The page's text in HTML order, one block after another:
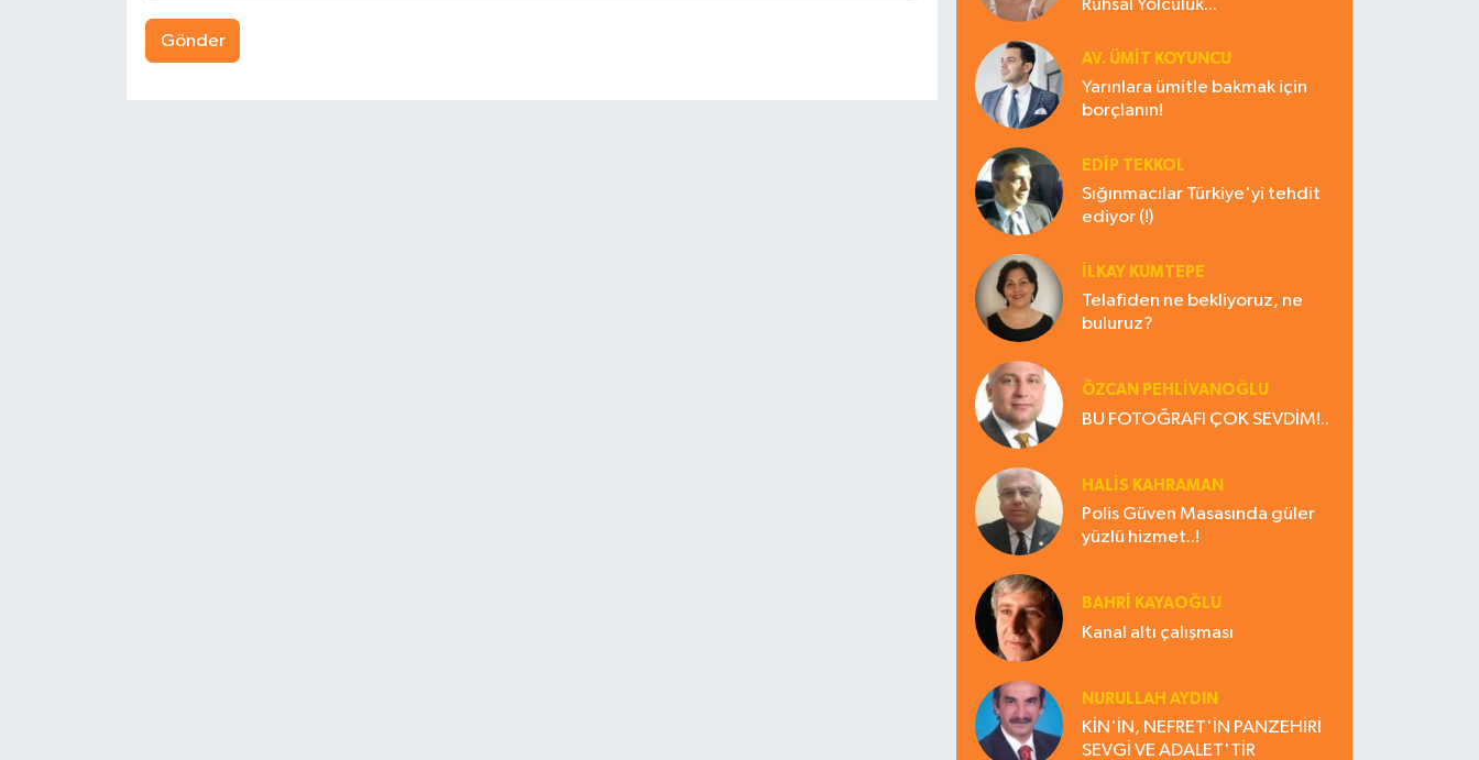
Gönder
Ruhsal Yolculuk...
AV. ÜMIT KOYUNCU
Yarınlara ümitle bakmak için
borçlanın!
EDIP TEKKOL
Sığınmacılar Türkiye'yi tehdit
ediyor (!)
İLKAY KUMTEPE
Telafiden ne bekliyoruz, ne
buluruz?
ÖZCAN PEHLİVANOĞLU
BU FOTOĞRAFI ÇOK SEVDİM!..
HALIS KAHRAMAN
Polis Güven Masasında güler
yüzlü hizmet..!
BAHRI KAYAOĞLU
Kanal altı çalışması
NURULLAH AYDIN
KİN'İN, NEFRET'İN PANZEHİRİ
SEVGİ VE ADALET'TİR